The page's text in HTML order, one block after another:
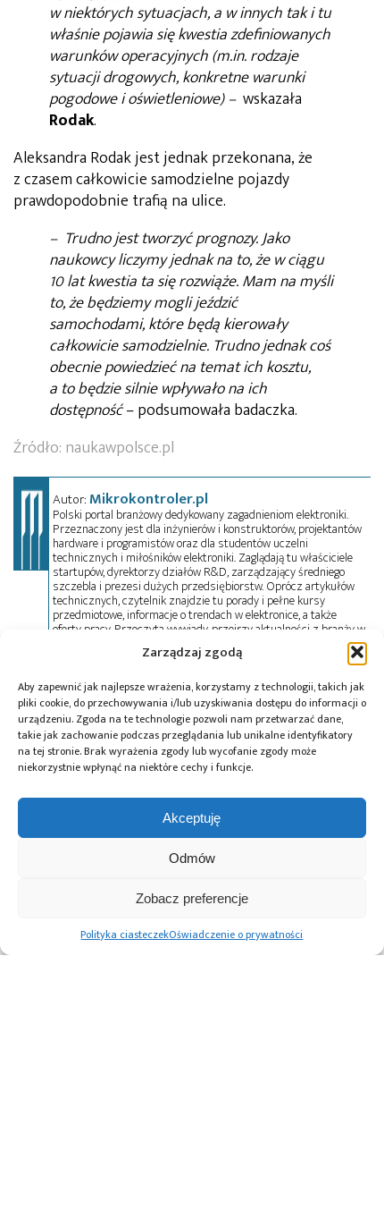
Zarządzaj zgodą
Aby zapewnić jak najlepsze wrażenia, korzystamy z technologii, takich jak
pliki cookie, do przechowywania i/lub uzyskiwania dostępu do informacji o
urządzeniu. Zgoda na te technologie pozwoli nam przetwarzać dane,
takie jak zachowanie podczas przeglądania lub unikalne identyfikatory
na tej stronie. Brak wyrażenia zgody lub wycofanie zgody może
niekorzystnie wpłynąć na niektóre cechy i funkcje.
Akceptuję
Odmów
Zobacz preferencje
Polityka ciasteczekOświadczenie o prywatności
w niektórych sytuacjach, a w innych tak i tu
właśnie pojawia się kwestia zdefiniowanych
warunków operacyjnych (m.in. rodzaje
sytuacji drogowych, konkretne warunki
pogodowe i oświetleniowe) – wskazała
Rodak.
Aleksandra Rodak jest jednak przekonana, że
z czasem całkowicie samodzielne pojazdy
prawdopodobnie trafią na ulice.
– Trudno jest tworzyć prognozy. Jako
naukowcy liczymy jednak na to, że w ciągu
10 lat kwestia ta się rozwiąże. Mam na myśli
to, że będziemy mogli jeździć
samochodami, które będą kierowały
całkowicie samodzielnie. Trudno jednak coś
obecnie powiedzieć na temat ich kosztu,
a to będzie silnie wpływało na ich
dostępność– podsumowała badaczka.
Źródło: naukawpolsce.pl
Autor:Mikrokontroler.pl
Polski portal branżowy dedykowany zagadnieniom elektroniki.
Przeznaczony jest dla inżynierów i konstruktorów, projektantów
hardware i programistów oraz dla studentów uczelni
technicznych i miłośników elektroniki. Zaglądają tu właściciele
startupów, dyrektorzy działów R&D, zarządzający średniego
szczebla i prezesi dużych przedsiębiorstw. Oprócz artykułów
technicznych, czytelnik znajdzie tu porady i pełne kursy
przedmiotowe, informacje o trendach w elektronice, a także
oferty pracy. Przeczyta wywiady, przejrzy aktualności z branży w
kraju i na świecie oraz zadeklaruje swój udział w wydarzeniach,
szkoleniach i konferencjach. Mikrokontroler.pl pełni również rolę
patrona medialnego imprez targowych, konkursów, hackathonów
i seminariów. Zapraszamy do współpracy!
Tagi:AI,Aleksandra Rodak,algorytmy,automatyka,
autonomiczne samochody,AV,Instytut Transportu
1,Politechnika Warszawska,projekt DARTS-PL,radar,
Przeczytaj również: